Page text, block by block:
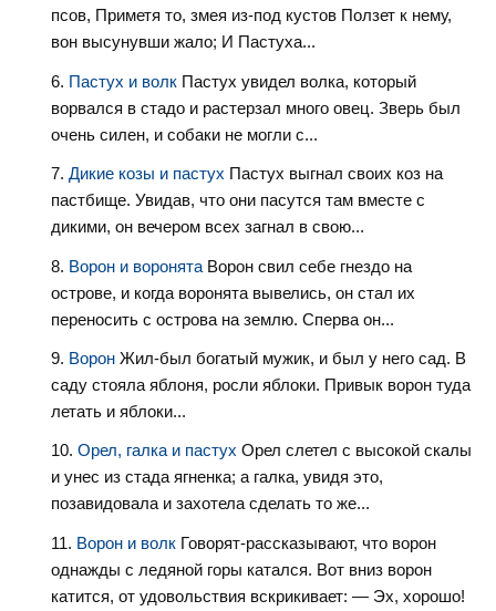
псов, Приметя то, змея из-под кустов Ползет к нему,
вон высунувши жало; И Пастуха...
Пастух и волк Пастух увидел волка, который
ворвался в стадо и растерзал много овец. Зверь был
очень силен, и собаки не могли с...
Дикие козы и пастух Пастух выгнал своих коз на
пастбище. Увидав, что они пасутся там вместе с
дикими, он вечером всех загнал в свою...
Ворон и воронята Ворон свил себе гнездо на
острове, и когда воронята вывелись, он стал их
переносить с острова на землю. Сперва он...
Ворон Жил-был богатый мужик, и был у него сад. В
саду стояла яблоня, росли яблоки. Привык ворон туда
летать и яблоки...
Орел, галка и пастух Орел слетел с высокой скалы
и унес из стада ягненка; а галка, увидя это,
позавидовала и захотела сделать то же...
Ворон и волк Говорят-рассказывают, что ворон
однажды с ледяной горы катался. Вот вниз ворон
катится, от удовольствия вскрикивает: — Эх, хорошо!